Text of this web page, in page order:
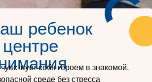
ребенок
себя героем в знакомой,
среде без стресса